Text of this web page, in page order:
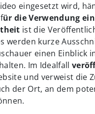
eingesetzt wird,
ür die Verwendung
ist die
werden kurze
einen Einblick
Im Idealfall
und verweist die
der Ort, an dem